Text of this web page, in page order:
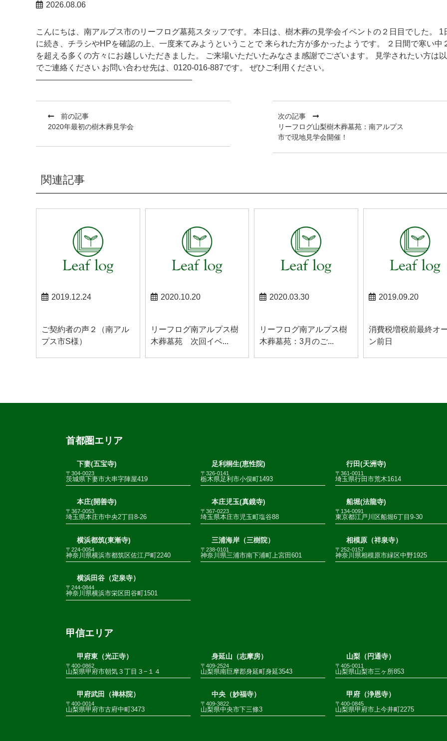
2026.08.06
こんにちは、南アルプス市のリーフログ墓苑スタッフです。 本日は、樹木葬の見学会イベントの２日目でした。 1
に続き、チラシやHPを確認の上、一度来てみようということで 来られた方が多かったようです。 ２日間で寒い中
を超える多くの方々にお越しいただきました。 ご来場いただいたみなさま感謝でございます。 見学されたい方は
でご連絡ください お問い合わせ先は、0120-016-887です。 ぜひご利用ください。
———————————————————–
前の記事
2020年最初の樹木葬見学会
次の記事
リーフログ山梨樹木葬墓苑：南アルプス
市で現地見学会開催！
関連記事
2019.12.24
ご契約者の声２（南アル
プス市S様）
2020.10.20
リーフログ南アルプス樹
木葬墓苑 次回イベ...
2020.03.30
リーフログ南アルプス樹
木葬墓苑：3月のご...
2019.09.20
消費税増税前最終オ
ン前日
首都圏エリア
下妻(五宝寺)
〒304-0023
茨城県下妻市大串字陣屋419
足利桐生(恵性院)
〒326-0141
栃木県足利市小俣町1493
行田(天洲寺)
〒361-0011
埼玉県行田市荒木1614
本庄(開善寺)
〒367-0053
埼玉県本庄市中央2丁目8-26
本庄児玉(真鏡寺)
〒367-0223
埼玉県本庄市児玉町塩谷88
船堀(法龍寺)
〒134-0091
東京都江戸川区船堀6丁目9-30
横浜都筑(東漸寺)
〒224-0054
神奈川県横浜市都筑区佐江戸町2240
三浦海岸（三樹院）
〒238-0101
神奈川県三浦市南下浦町上宮田601
相模原（祥泉寺）
〒252-0157
神奈川県相模原市緑区中野1925
横浜田谷（定泉寺）
〒244-0844
神奈川県横浜市栄区田谷町1501
甲信エリア
甲府東（光正寺）
〒400-0862
山梨県甲府市朝気３丁目３−１４
身延山（志摩房）
〒409-2524
山梨県南巨摩郡身延町身延3543
山梨（円通寺）
〒405-0011
山梨県山梨市三ヶ所853
甲府武田（禅林院）
〒400-0014
山梨県甲府市古府中町3473
中央（妙福寺）
〒409-3822
山梨県中央市下三條3
甲府（浄恩寺）
〒400-0845
山梨県甲府市上今井町2275